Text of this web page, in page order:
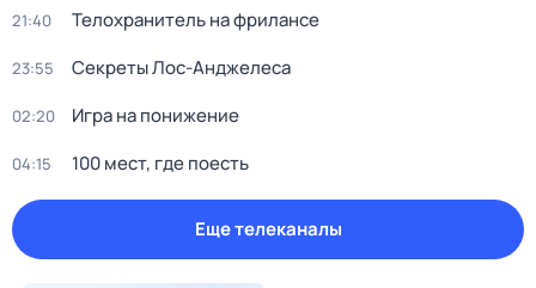
21:40 Телохранитель на фрилансе
23:55 Секреты Лос-Анджелеса
02:20 Игра на понижение
04:15 100 мест, где поесть
Еще телеканалы